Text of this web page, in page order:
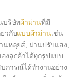
นบริษัทผ้าม่านที่มี
วกับแบบผ้าม่านเช่น
นหลุยส์, ม่านปรับแสง,
องลูกค้าได้ทุกรูปแบบ
การณ์ได้ทำงานอย่าง